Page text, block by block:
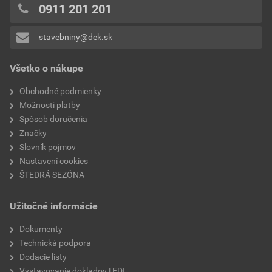
trieda ochrany
odolnosť proti
mechanickým rázom
svetelný tok
životnosť
farba svetla
energetická trieda
čidlo
design
dosah snímača
Pridávať hodnotenie môže iba prihlásený užívateľ.
Všetko o nákupe
Obchodné podmienky
Možnosti platby
Spôsob doručenia
Značky
Slovník pojmov
Nastavení cookies
ŠTEDRÁ SEZÓNA
Užitočné informácie
Dokumenty
Technická podpora
Dodacie listy
0911 201 201
stavebniny@dek.sk